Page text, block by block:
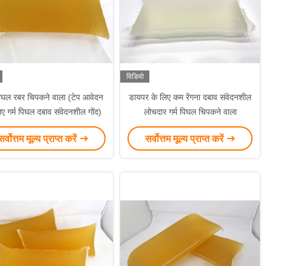
रबर चिपकने वाला (टेप आवेदन
गर्म पिघल दबाव संवेदनशील गोंद)
मूल्य प्राप्त करें
विडियो
डायपर के लिए कम रेंगना दबाव संवेदनशील
लोचदार गर्म पिघल चिपकने वाला
सर्वोत्तम मूल्य प्राप्त करें